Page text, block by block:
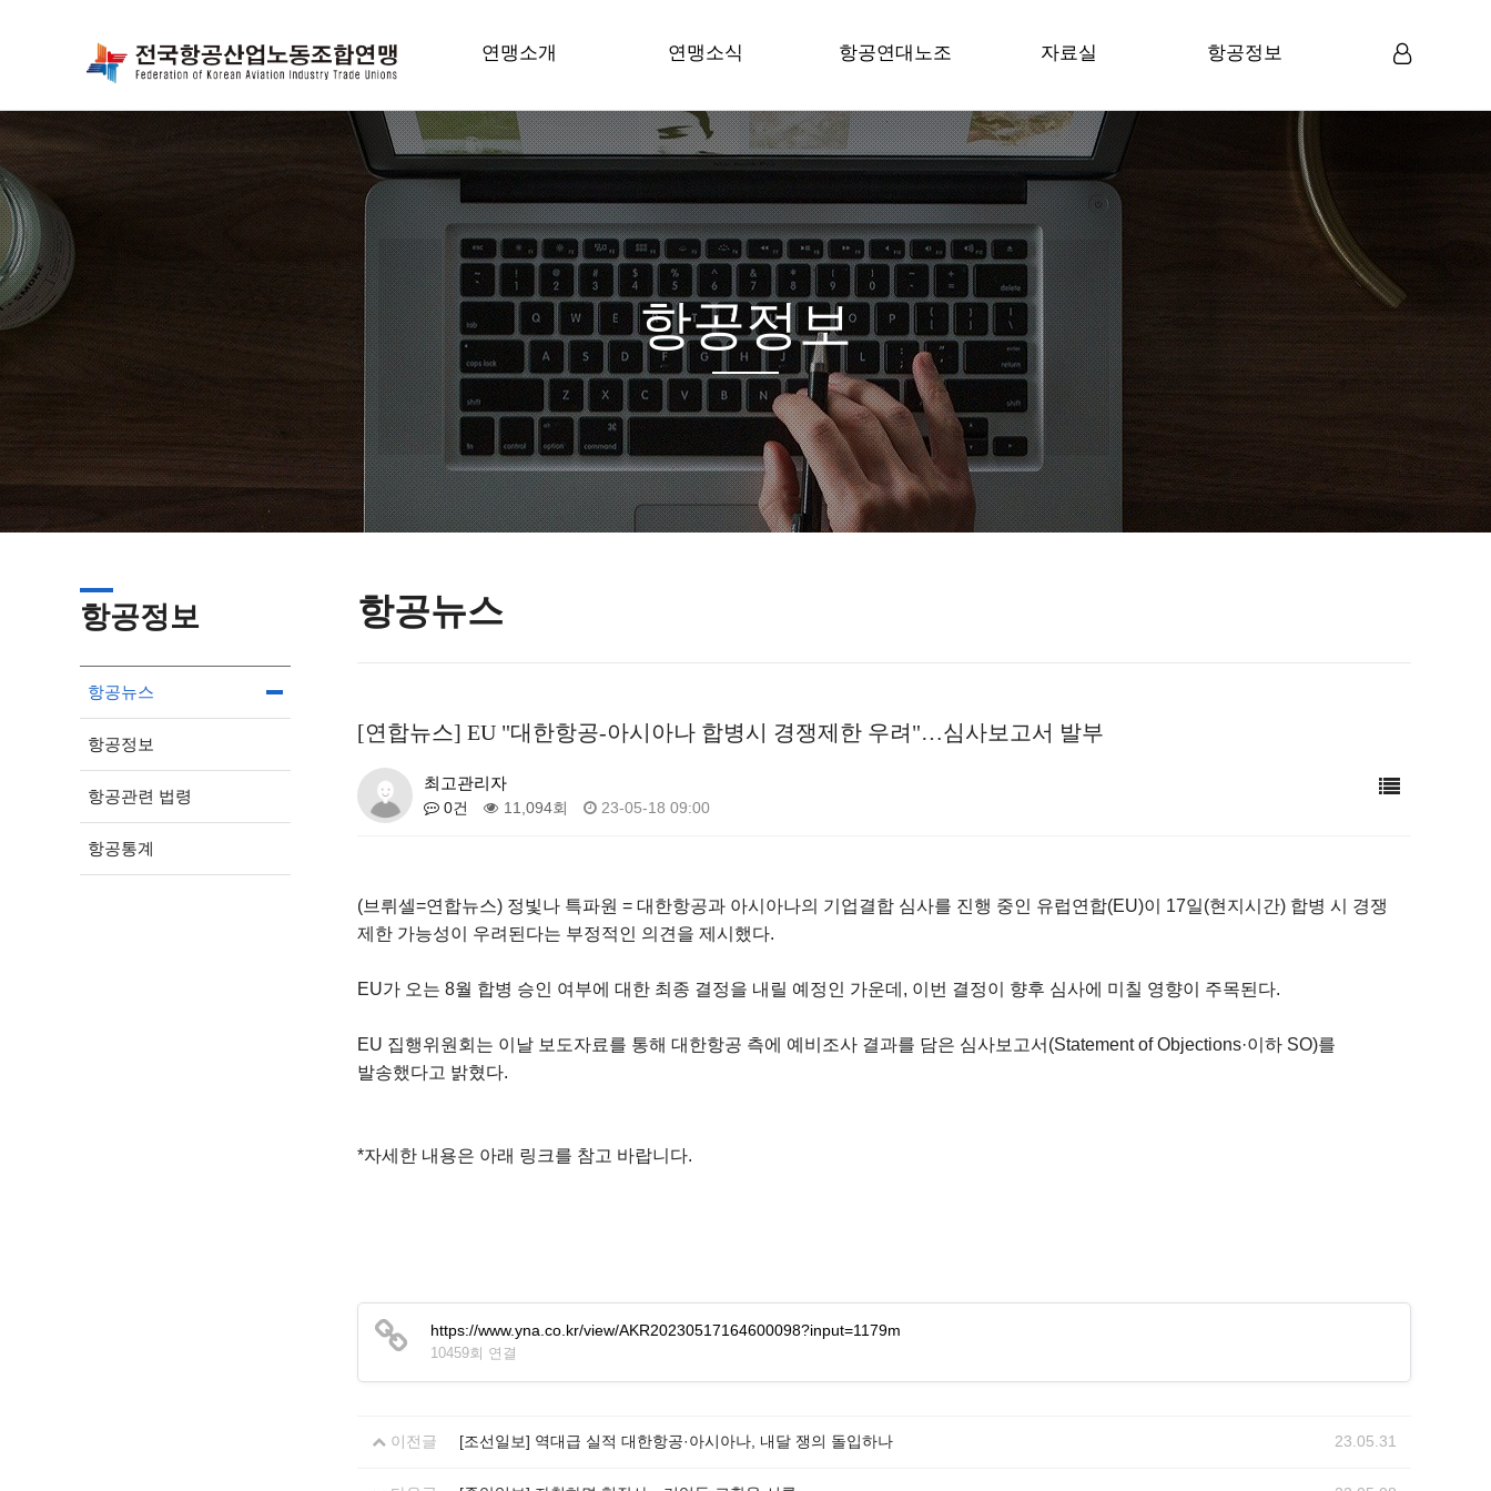
로그인
회원가입
연맹소개
위원장 인사말
선언 / 강령
연혁
조직도
오시는 길
연맹소식
성명/보도
현장은 지금
현장목소리
항공연대노조
조합원게시판
조합원자료실
공문서자료
자료실
일반자료
항공정보
항공관련 법령
항공정보
항공정보
항공뉴스
항공정보
항공관련 법령
항공통계
항공뉴스
[연합뉴스] EU "대한항공-아시아나 합병시 경쟁제한 우려"…심사보고서 발부
최고관리자
0건 11,094회 23-05-18 09:00
(브뤼셀=연합뉴스) 정빛나 특파원 = 대한항공과 아시아나의 기업결합 심사를 진행 중인 유럽연합(EU)이 17일(현지시간) 합병 시 경쟁
제한 가능성이 우려된다는 부정적인 의견을 제시했다.
EU가 오는 8월 합병 승인 여부에 대한 최종 결정을 내릴 예정인 가운데, 이번 결정이 향후 심사에 미칠 영향이 주목된다.
EU 집행위원회는 이날 보도자료를 통해 대한항공 측에 예비조사 결과를 담은 심사보고서(Statement of Objections·이하 SO)를
발송했다고 밝혔다.
*자세한 내용은 아래 링크를 참고 바랍니다.
https://www.yna.co.kr/view/AKR20230517164600098?input=1179m
10459회 연결
이전글 [조선일보] 역대급 실적 대한항공·아시아나, 내달 쟁의 돌입하나 23.05.31